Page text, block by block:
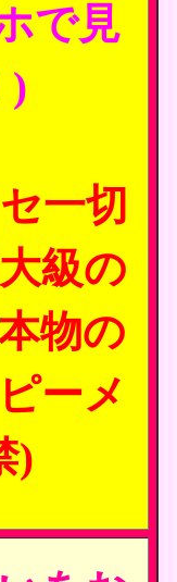
で見
)
一切
級の
物の
ーメ
)